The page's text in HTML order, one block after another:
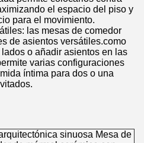
el espacio del piso y
para el movimiento.
las mesas de comedor
de asientos versátiles.como
o añadir asientos en las
varias configuraciones
íntima para dos o una
sinuosa Mesa de